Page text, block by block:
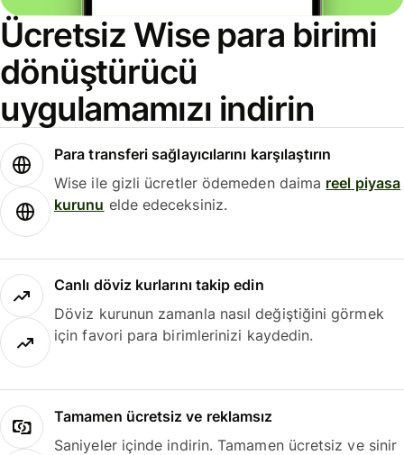
Ücretsiz Wise para birimi
dönüştürücü
uygulamamızı indirin
Para transferi sağlayıcılarını karşılaştırın
Wise ile gizli ücretler ödemeden daima reel piyasa
kurunu elde edeceksiniz.
Canlı döviz kurlarını takip edin
Döviz kurunun zamanla nasıl değiştiğini görmek
için favori para birimlerinizi kaydedin.
Tamamen ücretsiz ve reklamsız
Saniyeler içinde indirin. Tamamen ücretsiz ve sinir